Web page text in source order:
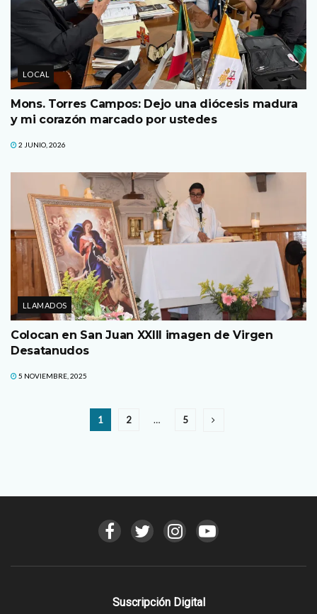
LOCAL
Mons. Torres Campos: Dejo una diócesis madura
y mi corazón marcado por ustedes
2 JUNIO, 2026
LLAMADOS
Colocan en San Juan XXIII imagen de Virgen
Desatanudos
5 NOVIEMBRE, 2025
1 2 … 5
Suscripción Digital